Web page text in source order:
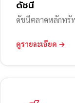
ดัชนี
ดัชนีตลาดหลักทรั
ดูรายละเอียด →